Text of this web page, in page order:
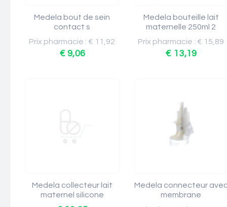
Medela bout de sein
contact s
Prix pharmacie : € 11,92
€ 9,06
Medela bouteille lait
maternelle 250ml 2
Prix pharmacie : € 15,89
€ 13,19
Medela collecteur lait
maternel silicone
Medela connecteur
membrane